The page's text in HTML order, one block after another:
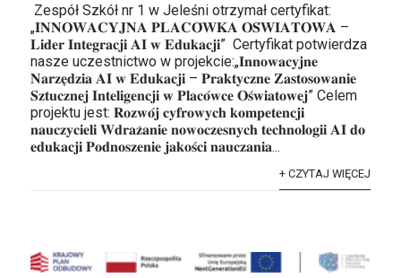
Zespół Szkół nr 1 w Jeleśni otrzymał certyfikat:
„𝐈𝐍𝐍𝐎𝐖𝐀𝐂𝐘𝐉𝐍𝐀 𝐏𝐋𝐀𝐂𝐎́𝐖𝐊𝐀 𝐎𝐒́𝐖𝐈𝐀𝐓𝐎𝐖𝐀 –
𝐋𝐢𝐝𝐞𝐫 𝐈𝐧𝐭𝐞𝐠𝐫𝐚𝐜𝐣𝐢 𝐀𝐈 𝐰 𝐄𝐝𝐮𝐤𝐚𝐜𝐣𝐢” Certyfikat potwierdza
nasze uczestnictwo w projekcie:„𝐈𝐧𝐧𝐨𝐰𝐚𝐜𝐲𝐣𝐧𝐞
𝐍𝐚𝐫𝐳𝐞̨𝐝𝐳𝐢𝐚 𝐀𝐈 𝐰 𝐄𝐝𝐮𝐤𝐚𝐜𝐣𝐢 – 𝐏𝐫𝐚𝐤𝐭𝐲𝐜𝐳𝐧𝐞 𝐙𝐚𝐬𝐭𝐨𝐬𝐨𝐰𝐚𝐧𝐢𝐞
𝐒𝐳𝐭𝐮𝐜𝐳𝐧𝐞𝐣 𝐈𝐧𝐭𝐞𝐥𝐢𝐠𝐞𝐧𝐜𝐣𝐢 𝐰 𝐏𝐥𝐚𝐜𝐨́𝐰𝐜𝐞 𝐎𝐬́𝐰𝐢𝐚𝐭𝐨𝐰𝐞𝐣” Celem
projektu jest: 𝐑𝐨𝐳𝐰𝐨́𝐣 𝐜𝐲𝐟𝐫𝐨𝐰𝐲𝐜𝐡 𝐤𝐨𝐦𝐩𝐞𝐭𝐞𝐧𝐜𝐣𝐢
𝐧𝐚𝐮𝐜𝐳𝐲𝐜𝐢𝐞𝐥𝐢 𝐖𝐝𝐫𝐚𝐳̇𝐚𝐧𝐢𝐞 𝐧𝐨𝐰𝐨𝐜𝐳𝐞𝐬𝐧𝐲𝐜𝐡 𝐭𝐞𝐜𝐡𝐧𝐨𝐥𝐨𝐠𝐢𝐢 𝐀𝐈 𝐝𝐨
𝐞𝐝𝐮𝐤𝐚𝐜𝐣𝐢 𝐏𝐨𝐝𝐧𝐨𝐬𝐳𝐞𝐧𝐢𝐞 𝐣𝐚𝐤𝐨𝐬́𝐜𝐢 𝐧𝐚𝐮𝐜𝐳𝐚𝐧𝐢𝐚...
+ CZYTAJ WIĘCEJ